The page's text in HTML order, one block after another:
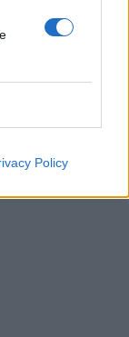
Policy
proclama campió i